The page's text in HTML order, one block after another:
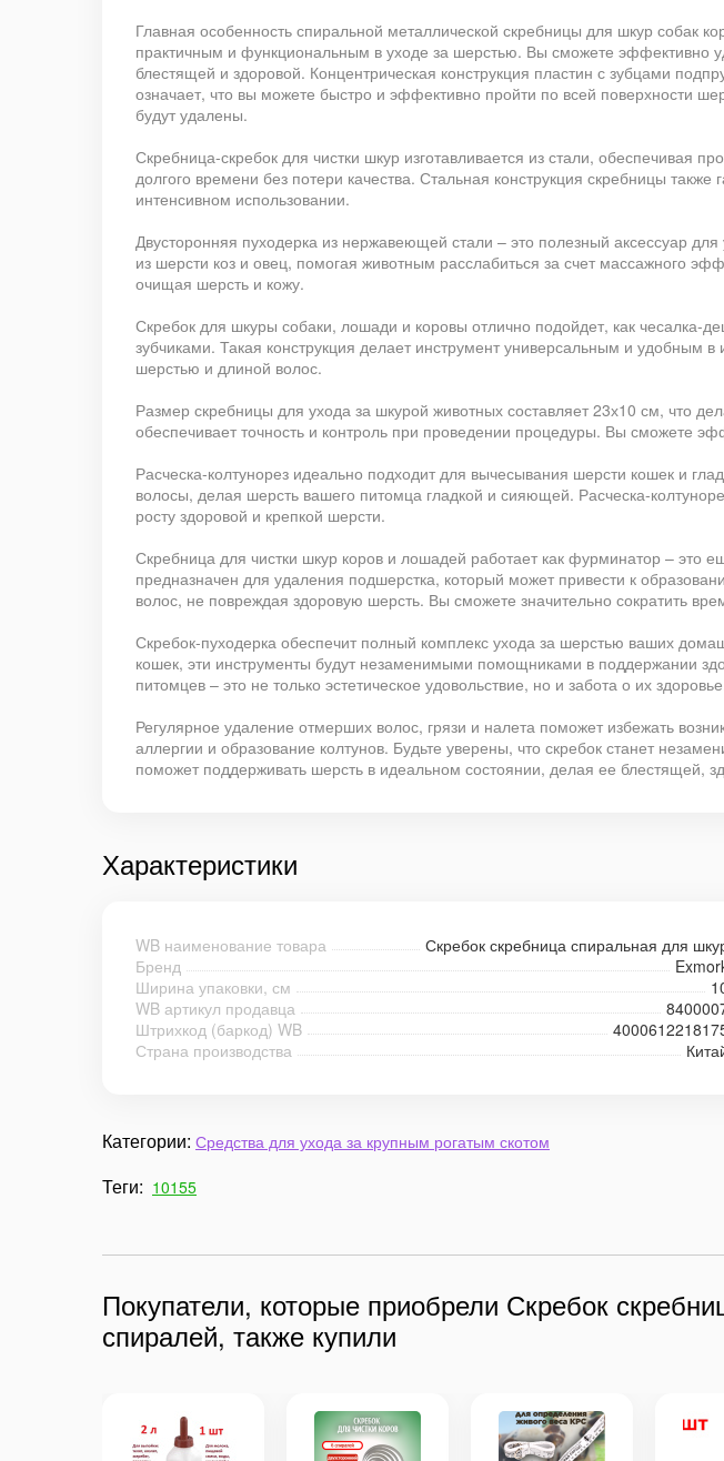
Главная особенность спиральной металлической скребницы для шкур собак
практичным и функциональным в уходе за шерстью. Вы сможете эффективно
блестящей и здоровой. Концентрическая конструкция пластин с зубцами
означает, что вы можете быстро и эффективно пройти по всей поверхности
будут удалены.
Скребница-скребок для чистки шкур изготавливается из стали, обеспечивая
долгого времени без потери качества. Стальная конструкция скребницы
интенсивном использовании.
Двусторонняя пуходерка из нержавеющей стали – это полезный аксессуар
из шерсти коз и овец, помогая животным расслабиться за счет массажного
очищая шерсть и кожу.
Скребок для шкуры собаки, лошади и коровы отлично подойдет, как чесалка-
зубчиками. Такая конструкция делает инструмент универсальным и
шерстью и длиной волос.
Размер скребницы для ухода за шкурой животных составляет 23х10 см, что
обеспечивает точность и контроль при проведении процедуры. Вы сможете
Расческа-колтунорез идеально подходит для вычесывания шерсти кошек и
волосы, делая шерсть вашего питомца гладкой и сияющей. Расческа-
росту здоровой и крепкой шерсти.
Скребница для чистки шкур коров и лошадей работает как фурминатор –
предназначен для удаления подшерстка, который может привести к
волос, не повреждая здоровую шерсть. Вы сможете значительно сократить
Скребок-пуходерка обеспечит полный комплекс ухода за шерстью ваших
кошек, эти инструменты будут незаменимыми помощниками в поддержании
питомцев – это не только эстетическое удовольствие, но и забота о их
Регулярное удаление отмерших волос, грязи и налета поможет избежать
аллергии и образование колтунов. Будьте уверены, что скребок станет
поможет поддерживать шерсть в идеальном состоянии, делая ее блестящей,
Характеристики
WB наименование товара Скребок скребница спиральная для
Бренд
Ширина упаковки, см
WB артикул продавца
Штрихкод (баркод) WB
Страна производства
Категории: Средства для ухода за крупным рогатым скотом
Теги: 10155
Покупатели, которые приобрели Скребок
спиралей, также купили